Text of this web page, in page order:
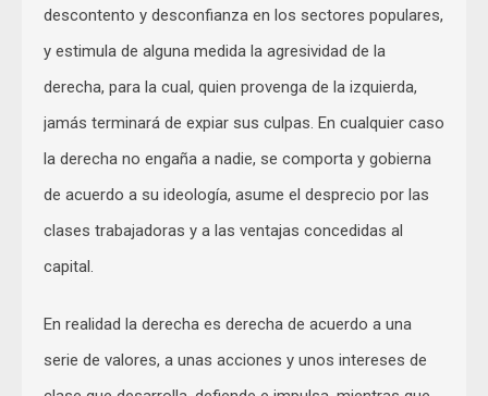
descontento y desconfianza en los sectores populares,
y estimula de alguna medida la agresividad de la
derecha, para la cual, quien provenga de la izquierda,
jamás terminará de expiar sus culpas. En cualquier caso
la derecha no engaña a nadie, se comporta y gobierna
de acuerdo a su ideología, asume el desprecio por las
clases trabajadoras y a las ventajas concedidas al
capital.
En realidad la derecha es derecha de acuerdo a una
serie de valores, a unas acciones y unos intereses de